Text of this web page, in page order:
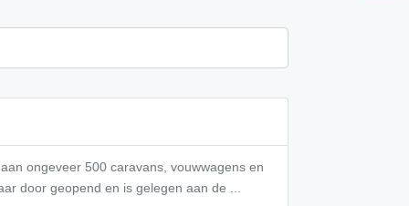
ongeveer 500 caravans, vouwwagens en
door geopend en is gelegen aan de ...